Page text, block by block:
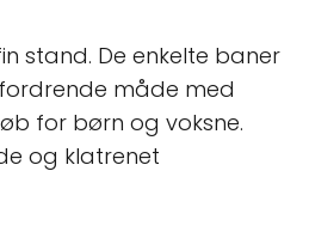
stand. De enkelte baner
måde med
for børn og voksne.
og klatrenet